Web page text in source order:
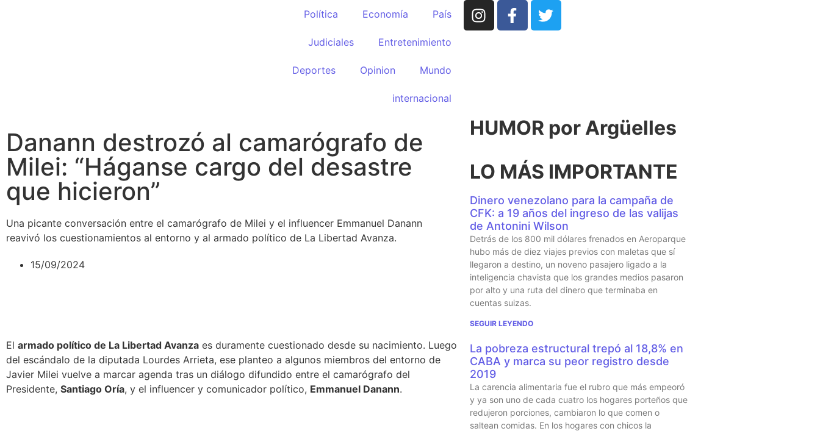
Política Economía País
Judiciales Entretenimiento
Deportes Opinion Mundo
internacional
Danann destrozó al camarógrafo de
Milei: “Háganse cargo del desastre
que hicieron”
Una picante conversación entre el camarógrafo de Milei y el influencer Emmanuel Danann
reavivó los cuestionamientos al entorno y al armado político de La Libertad Avanza.
15/09/2024
El armado político de La Libertad Avanza es duramente cuestionado desde su nacimiento. Luego
del escándalo de la diputada Lourdes Arrieta, ese planteo a algunos miembros del entorno de
Javier Milei vuelve a marcar agenda tras un diálogo difundido entre el camarógrafo del
Presidente, Santiago Oría, y el influencer y comunicador político, Emmanuel Danann.
HUMOR por Argüelles​
LO MÁS IMPORTANTE
Dinero venezolano para la campaña de
CFK: a 19 años del ingreso de las valijas
de Antonini Wilson
Detrás de los 800 mil dólares frenados en Aeroparque
hubo más de diez viajes previos con maletas que sí
llegaron a destino, un noveno pasajero ligado a la
inteligencia chavista que los grandes medios pasaron
por alto y una ruta del dinero que terminaba en
cuentas suizas.
SEGUIR LEYENDO
La pobreza estructural trepó al 18,8% en
CABA y marca su peor registro desde
2019
La carencia alimentaria fue el rubro que más empeoró
y ya son uno de cada cuatro los hogares porteños que
redujeron porciones, cambiaron lo que comen o
saltean comidas. En los hogares con chicos la